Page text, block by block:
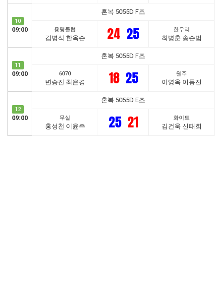
10
09:00
혼복 5055D F조
용평클럽
김병석 한옥순 24 25 한우리
최병훈 송순범
11
09:00
혼복 5055D F조
6070
변승진 최은경 18 25 원주
이영옥 이동진
12
09:00
혼복 5055D E조
무실
홍성천 이윤주 25 21 화이트
김건욱 신태희